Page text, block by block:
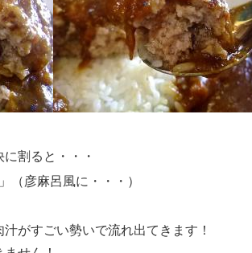
割ると・・・
」（彦麻呂風に・・・）
がすごい勢いで流れ出てきます！